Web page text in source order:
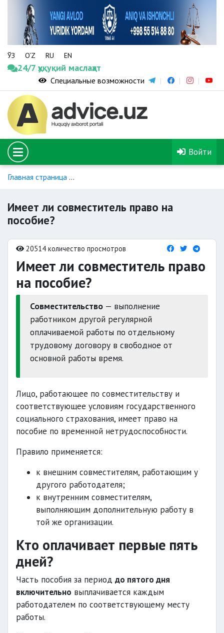
ЎЗ O‘Z RU EN
24/7 ҳуқуқий маслаҳат
Специальные возможности
Войти
Главная страница
Имеет ли совместитель право на
пособие?
20514 количество просмотров
Имеет ли совместитель право
на пособие?
Совместительство — выполнение
работником другой регулярной
оплачиваемой работы по отдельному
трудовому договору в свободное от
основной работы время.
Лицо, работающее по совместительству и
соответствующее условиям государственного
социального страхования, имеет право на
пособие по временной нетрудоспособности.
Правило применяется:
к внешним совместителям, работающим у
другого работодателя;
к внутренним совместителям,
выполняющим дополнительную работу в
той же организации.
Кто оплачивает первые пять
дней?
Часть пособия за период до пятого дня
включительно выплачивается каждым
работодателем по соответствующему месту
работы.